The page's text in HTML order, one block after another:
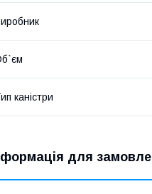
каністри
для